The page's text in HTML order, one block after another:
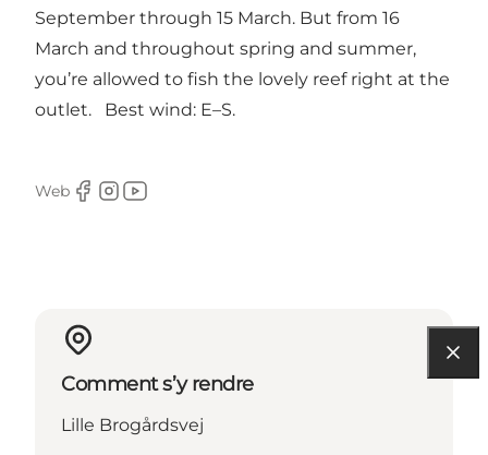
September through 15 March. But from 16
March and throughout spring and summer,
you’re allowed to fish the lovely reef right at the
outlet. Best wind: E–S.
Web
Facebook
Instagram
Youtube
Comment s’y rendre
Lille Brogårdsvej